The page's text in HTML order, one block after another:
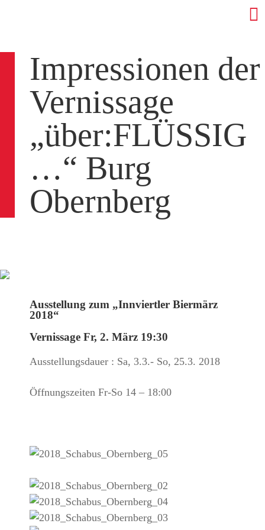
Impressionen der
Vernissage
„über:FLÜSSIG
…“ Burg
Obernberg
Ausstellung zum „Innviertler Biermärz
2018“
Vernissage Fr, 2. März 19:30
Ausstellungsdauer : Sa, 3.3.- So, 25.3. 2018
Öffnungszeiten Fr-So 14 – 18:00